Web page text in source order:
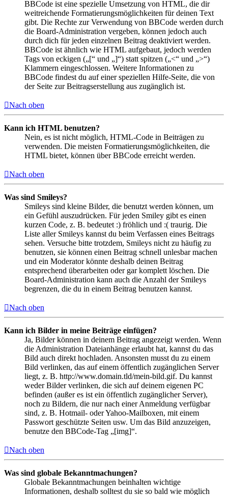
BBCode ist eine spezielle Umsetzung von HTML, die dir
weitreichende Formatierungsmöglichkeiten für deinen Text
gibt. Die Rechte zur Verwendung von BBCode werden durch
die Board-Administration vergeben, können jedoch auch
durch dich für jeden einzelnen Beitrag deaktiviert werden.
BBCode ist ähnlich wie HTML aufgebaut, jedoch werden
Tags von eckigen („[“ und „]“) statt spitzen („<“ und „>“)
Klammern eingeschlossen. Weitere Informationen zu
BBCode findest du auf einer speziellen Hilfe-Seite, die von
der Seite zur Beitragserstellung aus zugänglich ist.
Nach oben
Kann ich HTML benutzen?
Nein, es ist nicht möglich, HTML-Code in Beiträgen zu
verwenden. Die meisten Formatierungsmöglichkeiten, die
HTML bietet, können über BBCode erreicht werden.
Nach oben
Was sind Smileys?
Smileys sind kleine Bilder, die benutzt werden können, um
ein Gefühl auszudrücken. Für jeden Smiley gibt es einen
kurzen Code, z. B. bedeutet :) fröhlich und :( traurig. Die
Liste aller Smileys kannst du beim Verfassen eines Beitrags
sehen. Versuche bitte trotzdem, Smileys nicht zu häufig zu
benutzen, sie können einen Beitrag schnell unlesbar machen
und ein Moderator könnte deshalb deinen Beitrag
entsprechend überarbeiten oder gar komplett löschen. Die
Board-Administration kann auch die Anzahl der Smileys
begrenzen, die du in einem Beitrag benutzen kannst.
Nach oben
Kann ich Bilder in meine Beiträge einfügen?
Ja, Bilder können in deinem Beitrag angezeigt werden. Wenn
die Administration Dateianhänge erlaubt hat, kannst du das
Bild auch direkt hochladen. Ansonsten musst du zu einem
Bild verlinken, das auf einem öffentlich zugänglichen Server
liegt, z. B. http://www.domain.tld/mein-bild.gif. Du kannst
weder Bilder verlinken, die sich auf deinem eigenen PC
befinden (außer es ist ein öffentlich zugänglicher Server),
noch zu Bildern, die nur nach einer Anmeldung verfügbar
sind, z. B. Hotmail- oder Yahoo-Mailboxen, mit einem
Passwort geschützte Seiten usw. Um das Bild anzuzeigen,
benutze den BBCode-Tag „[img]“.
Nach oben
Was sind globale Bekanntmachungen?
Globale Bekanntmachungen beinhalten wichtige
Informationen, deshalb solltest du sie so bald wie möglich